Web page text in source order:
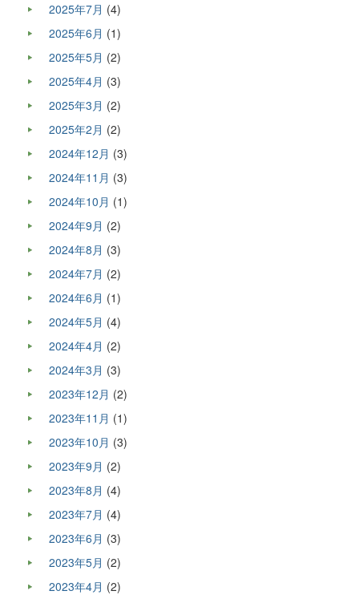
2025年7月 (4)
2025年6月 (1)
2025年5月 (2)
2025年4月 (3)
2025年3月 (2)
2025年2月 (2)
2024年12月 (3)
2024年11月 (3)
2024年10月 (1)
2024年9月 (2)
2024年8月 (3)
2024年7月 (2)
2024年6月 (1)
2024年5月 (4)
2024年4月 (2)
2024年3月 (3)
2023年12月 (2)
2023年11月 (1)
2023年10月 (3)
2023年9月 (2)
2023年8月 (4)
2023年7月 (4)
2023年6月 (3)
2023年5月 (2)
2023年4月 (2)